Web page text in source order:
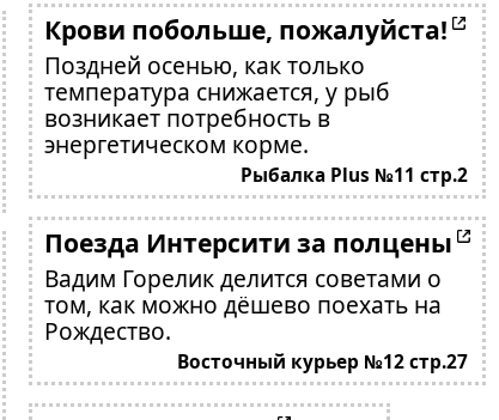
Крови побольше, пожалуйста!
Поздней осенью, как только
температура снижается, у рыб
возникает потребность в
энергетическом корме.
Рыбалка Plus №11 стр.2
Поезда Интерсити за полцены
Вадим Горелик делится советами о
том, как можно дёшево поехать на
Рождество.
Восточный курьер №12 стр.27